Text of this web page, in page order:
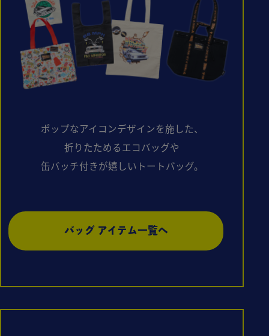
ポップなアイコンデザインを施した、
折りたためるエコバッグや
缶バッチ付きが嬉しいトートバッグ。
バッグ アイテム一覧へ